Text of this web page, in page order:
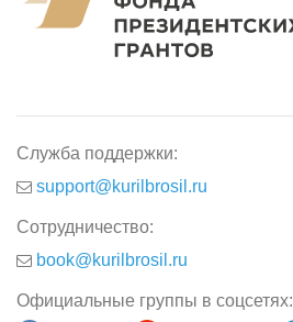
Служба поддержки:
support@kurilbrosil.ru
Сотрудничество:
book@kurilbrosil.ru
Официальные группы в соцсетях: